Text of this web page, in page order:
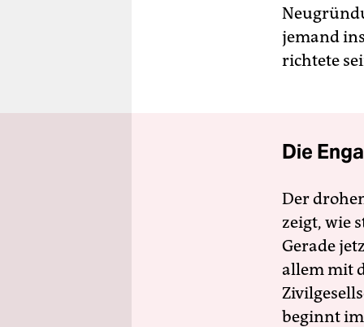
jemand
richtete
Die
Der
zeigt, wie
Gerade
allem mit
beginnt